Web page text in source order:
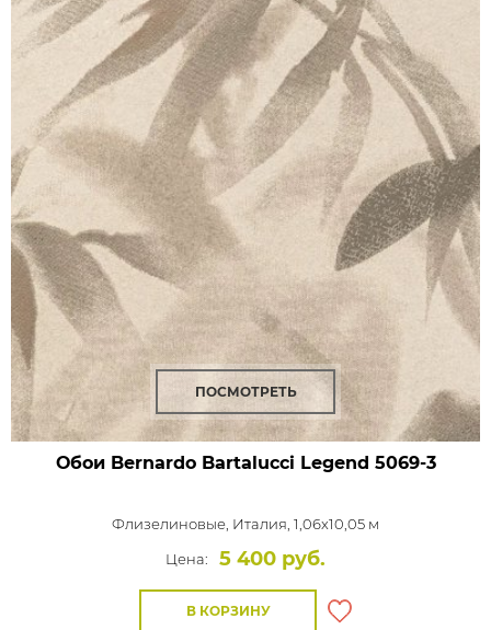
ПОСМОТРЕТЬ
Обои Bernardo Bartalucci Legend 5069-3
Флизелиновые, Италия, 1,06x10,05 м
Цена:
5 400 руб.
В КОРЗИНУ